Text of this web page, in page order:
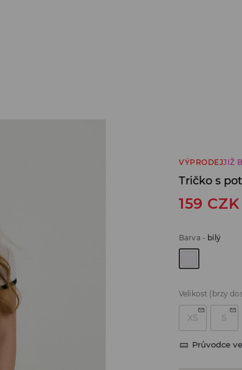
VÝPRODEJJIŽ
Tričko s
159 CZK
Barva - bílý
Velikost (brzy
XS S
Průvodce